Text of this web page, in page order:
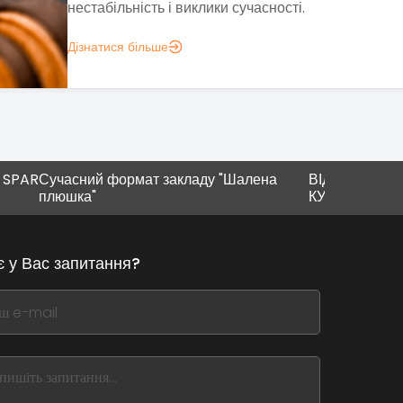
презентувала перший заклад, відкритий спільно
Дізнатися більше
формат закладу "Шалена
ВІДКРИЛИ РЕСТОРАН
у Вас запитання?